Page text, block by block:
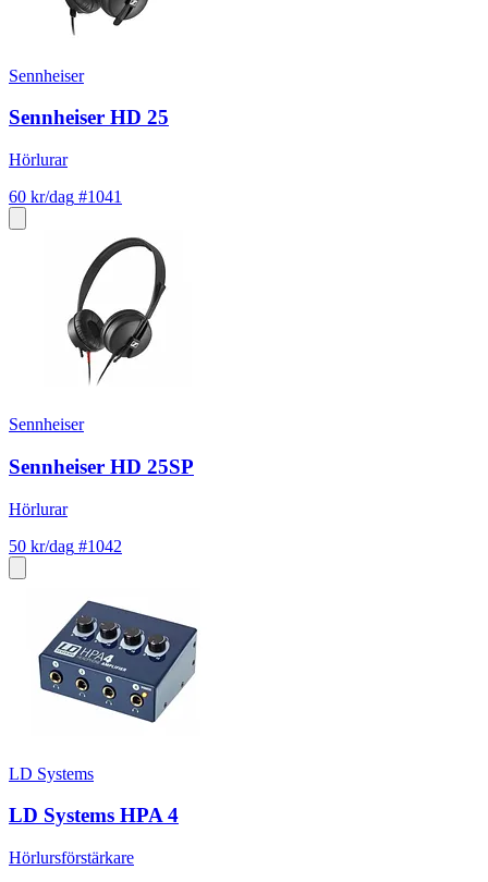
Sennheiser
Sennheiser HD 25
Hörlurar
60 kr/dag #1041
Sennheiser
Sennheiser HD 25SP
Hörlurar
50 kr/dag #1042
LD Systems
LD Systems HPA 4
Hörlursförstärkare